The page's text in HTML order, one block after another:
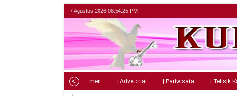
7 Agustus 2026 08:54:27 PM
| Parlemen | Advetorial | Pariwisata | Telisik